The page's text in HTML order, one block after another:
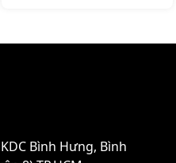
thương hiệu bộ đàm
thích hợp trong mọi môi
trường Hôm nay shoppos
Bình Hưng, Bình